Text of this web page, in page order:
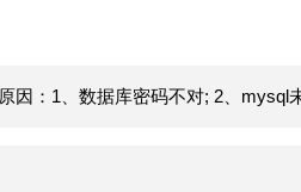
因：1、数据库密码不对; 2、mysql